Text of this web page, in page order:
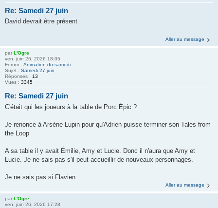
Re: Samedi 27 juin
David devrait être présent
Aller au message
par L'Ogre
ven. juin 26, 2026 18:05
Forum : Animation du samedi
Sujet : Samedi 27 juin
Réponses : 13
Vues : 3345
Re: Samedi 27 juin
C'était qui les joueurs à la table de Porc Épic ?
Je renonce à Arsène Lupin pour qu'Adrien puisse terminer son Tales from
the Loop
A sa table il y avait Émilie, Amy et Lucie. Donc il n'aura que Amy et
Lucie. Je ne sais pas s'il peut accueillir de nouveaux personnages.
Je ne sais pas si Flavien ...
Aller au message
par L'Ogre
ven. juin 26, 2026 17:28